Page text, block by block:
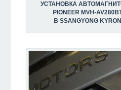
УСТАНОВКА
PIONEER MVH-
В SSANGYONG KYRON